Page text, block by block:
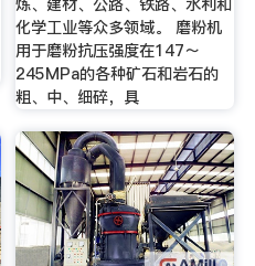
炼、建材、公路、铁路、水利和
化学工业等众多领域。 磨粉机
用于磨粉抗压强度在147～
245MPa的各种矿石和岩石的
粗、中、细碎，具